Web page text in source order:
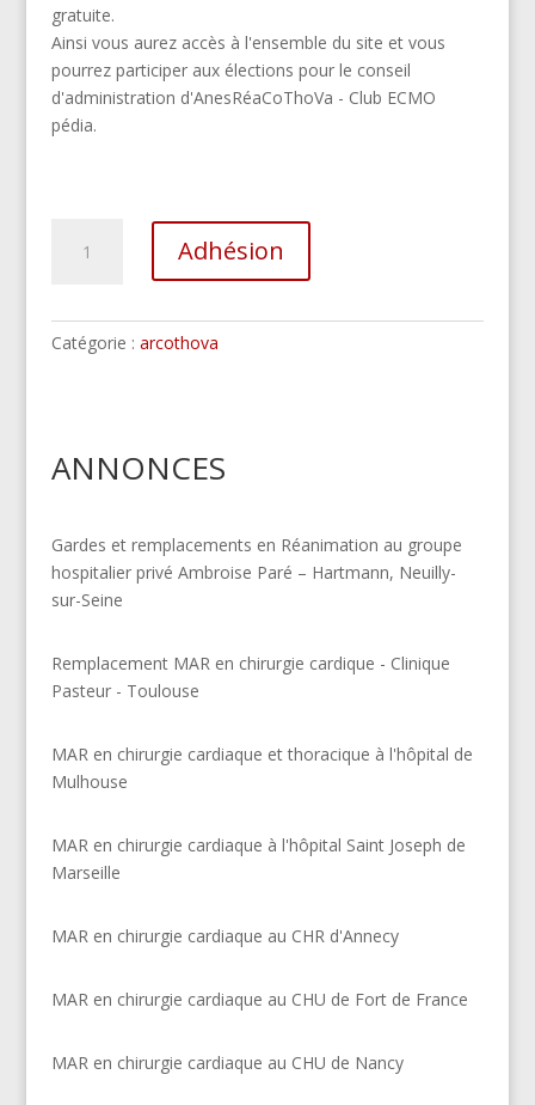
gratuite.
Ainsi vous aurez accès à l'ensemble du site et vous
pourrez participer aux élections pour le conseil
d'administration d'AnesRéaCoThoVa - Club ECMO
pédia.
-
Adhésion
Catégorie : arcothova
ANNONCES
Gardes et remplacements en Réanimation au groupe
hospitalier privé Ambroise Paré – Hartmann, Neuilly-
sur-Seine
Remplacement MAR en chirurgie cardique - Clinique
Pasteur - Toulouse
MAR en chirurgie cardiaque et thoracique à l'hôpital de
Mulhouse
MAR en chirurgie cardiaque à l'hôpital Saint Joseph de
Marseille
MAR en chirurgie cardiaque au CHR d'Annecy
MAR en chirurgie cardiaque au CHU de Fort de France
MAR en chirurgie cardiaque au CHU de Nancy